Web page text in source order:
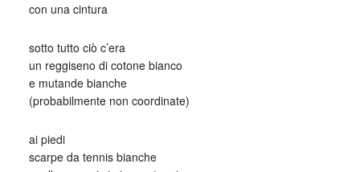
con una cintura
sotto tutto ciò c’era
un reggiseno di cotone bianco
e mutande bianche
(probabilmente non coordinate)
ai piedi
scarpe da tennis bianche